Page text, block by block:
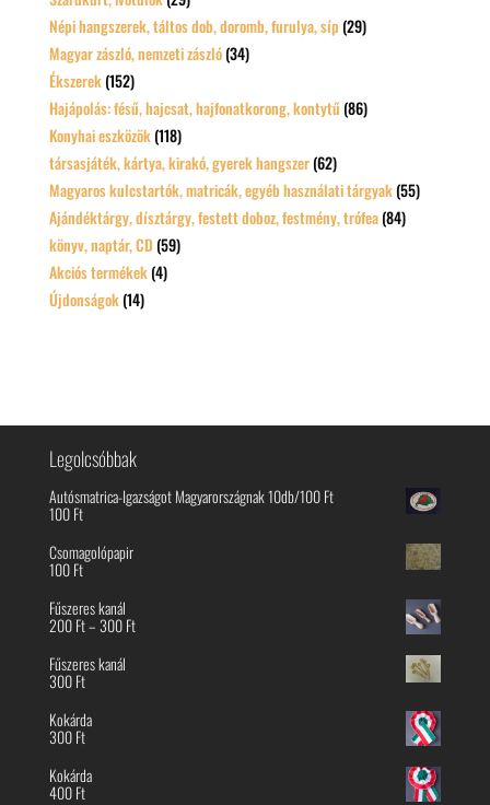
Népi hangszerek, táltos dob, doromb, furulya, síp (29)
Magyar zászló, nemzeti zászló (34)
Ékszerek (152)
Hajápolás: fésű, hajcsat, hajfonatkorong, kontytű (86)
Konyhai eszközök (118)
társasjáték, kártya, kirakó, gyerek hangszer (62)
Magyaros kulcstartók, matricák, egyéb használati tárgyak (55)
Ajándéktárgy, dísztárgy, festett doboz, festmény, trófea (84)
könyv, naptár, CD (59)
Akciós termékek (4)
Újdonságok (14)
Legolcsóbbak
Autósmatrica-Igazságot Magyarországnak 10db/100 Ft
100Ft
Csomagolópapir
100Ft
Fűszeres kanál
200Ft–300FtÁrtartomány:
Fűszeres kanál
300Ft
Kokárda
300Ft
Kokárda
400Ft